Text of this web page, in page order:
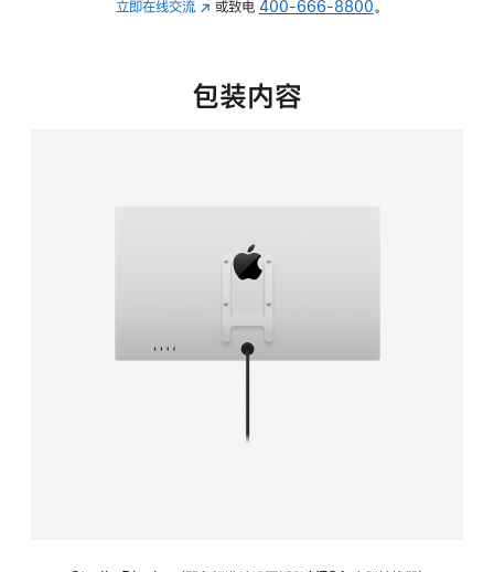
立即在线交流 (在
中
或致电 400-666-8800。
包装内容